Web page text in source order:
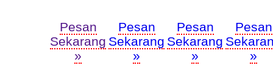
Pesan
Sekarang
»
Pesan
Sekarang
»
Pesan
Sekarang
»
Pesan
»